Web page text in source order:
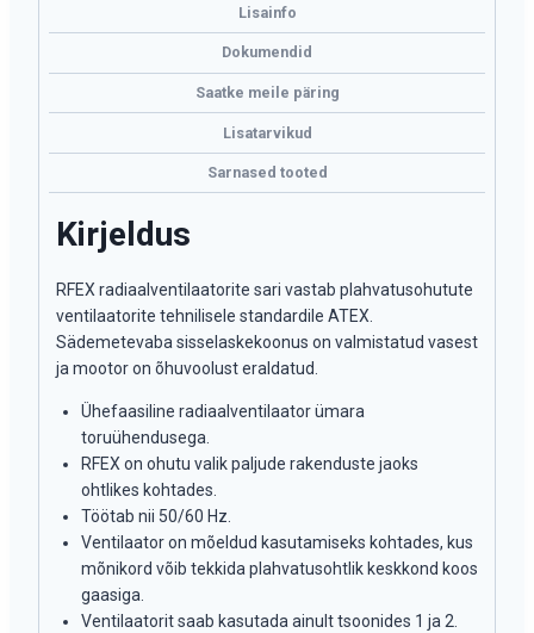
Lisainfo
Dokumendid
Saatke meile päring
Lisatarvikud
Sarnased tooted
Kirjeldus
RFEX radiaalventilaatorite sari vastab plahvatusohutute
ventilaatorite tehnilisele standardile ATEX.
Sädemetevaba sisselaskekoonus on valmistatud vasest
ja mootor on õhuvoolust eraldatud.
Ühefaasiline radiaalventilaator ümara
toruühendusega.
RFEX on ohutu valik paljude rakenduste jaoks
ohtlikes kohtades.
Töötab nii 50/60 Hz.
Ventilaator on mõeldud kasutamiseks kohtades, kus
mõnikord võib tekkida plahvatusohtlik keskkond koos
gaasiga.
Ventilaatorit saab kasutada ainult tsoonides 1 ja 2.